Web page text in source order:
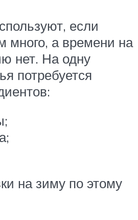
если
много, а времени на
нет. На одну
потребуется
на зиму по этому